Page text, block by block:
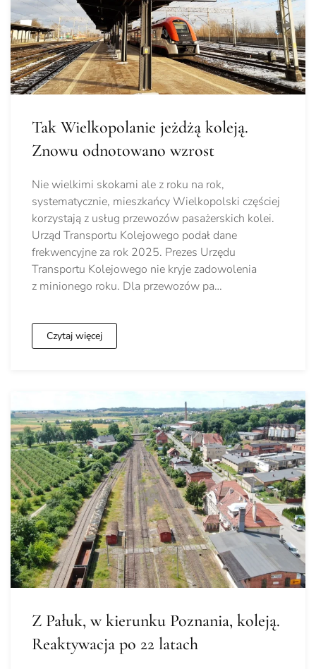
Tak Wielkopolanie jeżdżą koleją.
Znowu odnotowano wzrost
Nie wielkimi skokami ale z roku na rok,
systematycznie, mieszkańcy Wielkopolski częściej
korzystają z usług przewozów pasażerskich kolei.
Urząd Transportu Kolejowego podał dane
frekwencyjne za rok 2025. Prezes Urzędu
Transportu Kolejowego nie kryje zadowolenia
z minionego roku. Dla przewozów pa…
Czytaj więcej
Z Pałuk, w kierunku Poznania, koleją.
Reaktywacja po 22 latach